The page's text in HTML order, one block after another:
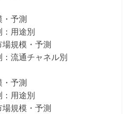
・予測
：用途別
場規模・予測
：流通チャネル別
・予測
：用途別
場規模・予測